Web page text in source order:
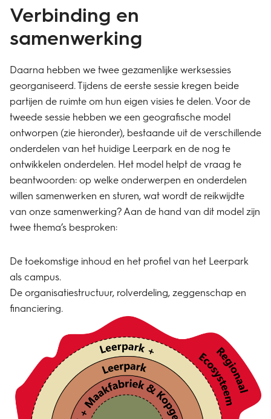
Verbinding en
samenwerking
Daarna hebben we twee gezamenlijke werksessies
georganiseerd. Tijdens de eerste sessie kregen beide
partijen de ruimte om hun eigen visies te delen. Voor de
tweede sessie hebben we een geografische model
ontworpen (zie hieronder), bestaande uit de verschillende
onderdelen van het huidige Leerpark en de nog te
ontwikkelen onderdelen. Het model helpt de vraag te
beantwoorden: op welke onderwerpen en onderdelen
willen samenwerken en sturen, wat wordt de reikwijdte
van onze samenwerking? Aan de hand van dit model zijn
twee thema’s besproken:
De toekomstige inhoud en het profiel van het Leerpark
als campus.
De organisatiestructuur, rolverdeling, zeggenschap en
financiering.